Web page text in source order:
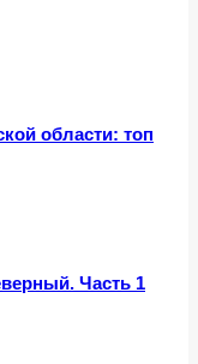
области: топ
Часть 1